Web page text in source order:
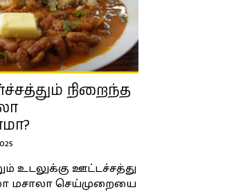
நிறைந்த
உடலுக்கு ஊட்டச்சத்து
மசாலா செய்முறையை